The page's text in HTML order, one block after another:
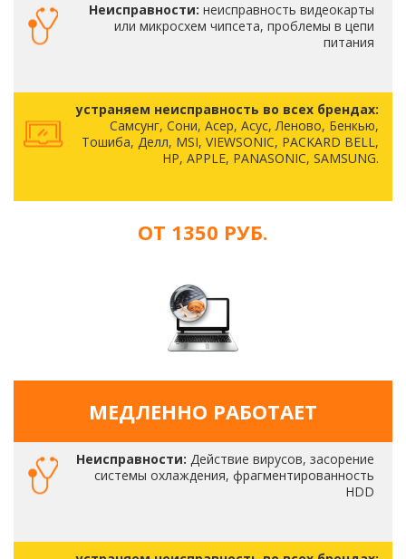
Неисправности: неисправность видеокарты
или микросхем чипсета, проблемы в цепи
питания
устраняем неисправность во всех брендах:
Самсунг, Сони, Асер, Асус, Леново, Бенкью,
Тошиба, Делл, MSI, VIEWSONIC, PACKARD BELL,
HP, APPLE, PANASONIC, SAMSUNG.
ОТ 1350 РУБ.
МЕДЛЕННО РАБОТАЕТ
Неисправности: Действие вирусов, засорение
системы охлаждения, фрагментированность
HDD